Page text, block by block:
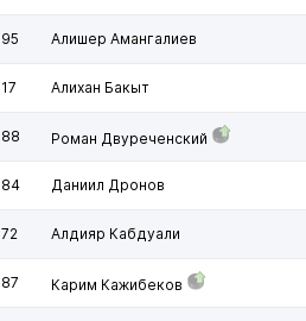
95 Алишер Амангалиев
17 Алихан Бакыт
88 Роман Двуреченский
84 Даниил Дронов
72 Алдияр Кабдуали
87 Карим Кажибеков